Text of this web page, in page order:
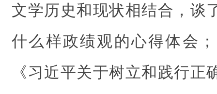
文学历史和现状相结合，谈
什么样政绩观的心得体会；
《习近平关于树立和践行正